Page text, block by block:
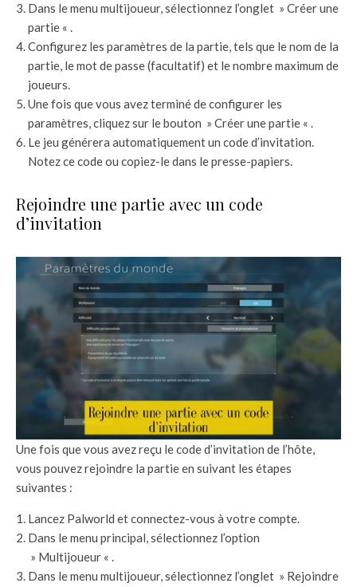
Dans le menu multijoueur, sélectionnez l’onglet » Créer une
partie « .
Configurez les paramètres de la partie, tels que le nom de la
partie, le mot de passe (facultatif) et le nombre maximum de
joueurs.
Une fois que vous avez terminé de configurer les
paramètres, cliquez sur le bouton » Créer une partie « .
Le jeu générera automatiquement un code d’invitation.
Notez ce code ou copiez-le dans le presse-papiers.
Rejoindre une partie avec un code
d’invitation
Une fois que vous avez reçu le code d’invitation de l’hôte,
vous pouvez rejoindre la partie en suivant les étapes
suivantes :
Lancez Palworld et connectez-vous à votre compte.
Dans le menu principal, sélectionnez l’option
» Multijoueur « .
Dans le menu multijoueur, sélectionnez l’onglet » Rejoindre